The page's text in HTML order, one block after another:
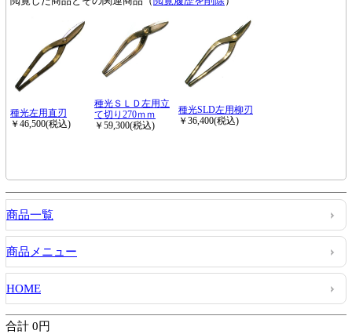
商品一覧
商品メニュー
HOME
合計 0円